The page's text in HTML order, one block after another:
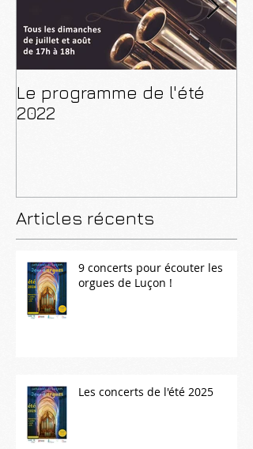
Le programme de l'été
2022
Articles récents
9 concerts pour écouter les
orgues de Luçon !
Les concerts de l'été 2025